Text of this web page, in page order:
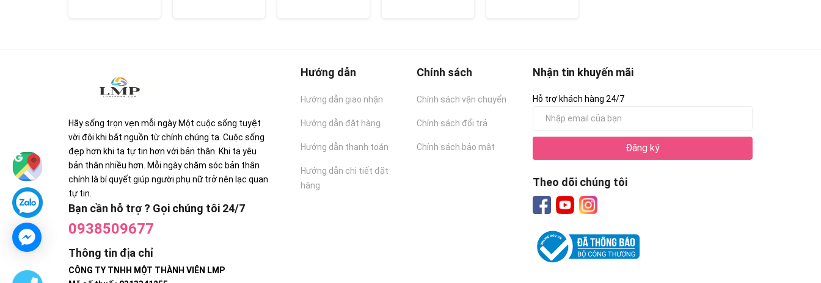
Hãy sống trọn vẹn mỗi ngày Một cuộc sống tuyệt
vời đôi khi bắt nguồn từ chính chúng ta. Cuộc sống
đẹp hơn khi ta tự tin hơn với bản thân. Khi ta yêu
bản thân nhiều hơn. Mỗi ngày chăm sóc bản thân
chính là bí quyết giúp người phụ nữ trở nên lạc quan
tự tin.
Bạn cần hỗ trợ ? Gọi chúng tôi 24/7
0938509677
Thông tin địa chỉ
CÔNG TY TNHH MỘT THÀNH VIÊN LMP
Hướng dẫn
Hướng dẫn giao nhận
Hướng dẫn đặt hàng
Hướng dẫn thanh toán
Hướng dẫn chi tiết đặt
hàng
Chính sách
Chính sách vận chuyển
Chính sách đổi trả
Chính sách bảo mật
Nhận tin khuyến mãi
Hỗ trợ khách hàng 24/7
Đăng ký
Theo dõi chúng tôi